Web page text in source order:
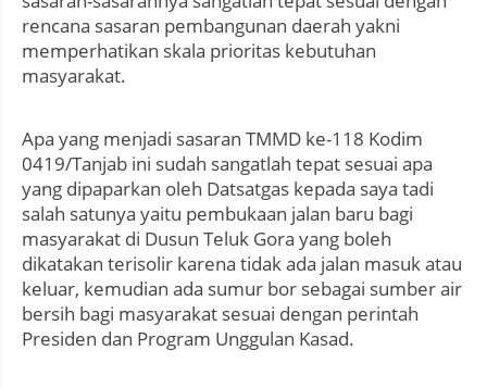
rencana sasaran pembangunan daerah yakni
memperhatikan skala prioritas kebutuhan
masyarakat.
Apa yang menjadi sasaran TMMD ke-118 Kodim
0419/Tanjab ini sudah sangatlah tepat sesuai apa
yang dipaparkan oleh Datsatgas kepada saya tadi
salah satunya yaitu pembukaan jalan baru bagi
masyarakat di Dusun Teluk Gora yang boleh
dikatakan terisolir karena tidak ada jalan masuk atau
keluar, kemudian ada sumur bor sebagai sumber air
bersih bagi masyarakat sesuai dengan perintah
Presiden dan Program Unggulan Kasad.